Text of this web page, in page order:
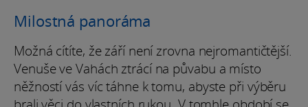
Milostná panoráma
Možná cítíte, že září není zrovna nejromantičtější.
Venuše ve Vahách ztrácí na půvabu a místo
něžností vás víc táhne k tomu, abyste při výběru